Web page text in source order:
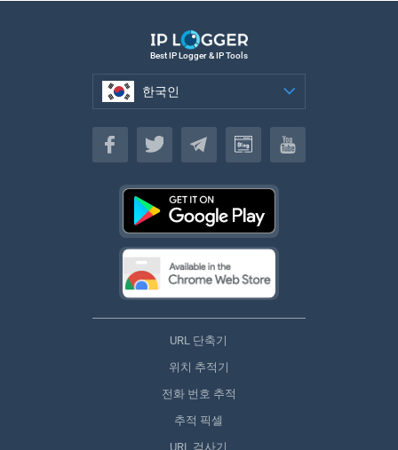
Best IP Logger & IP Tools
한국인
한국인
URL 단축기
위치 추적기
전화 번호 추적
추적 픽셀
URL 검사기